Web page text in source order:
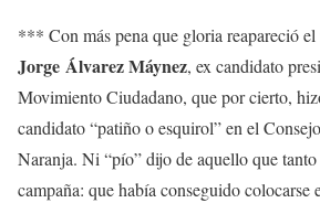
*** Con más pena que gloria reapareció el
Jorge Álvarez Máynez, ex candidato
Movimiento Ciudadano, que por cierto,
candidato “patiño o esquirol” en el
Naranja. Ni “pío” dijo de aquello que tanto
campaña: que había conseguido colocarse